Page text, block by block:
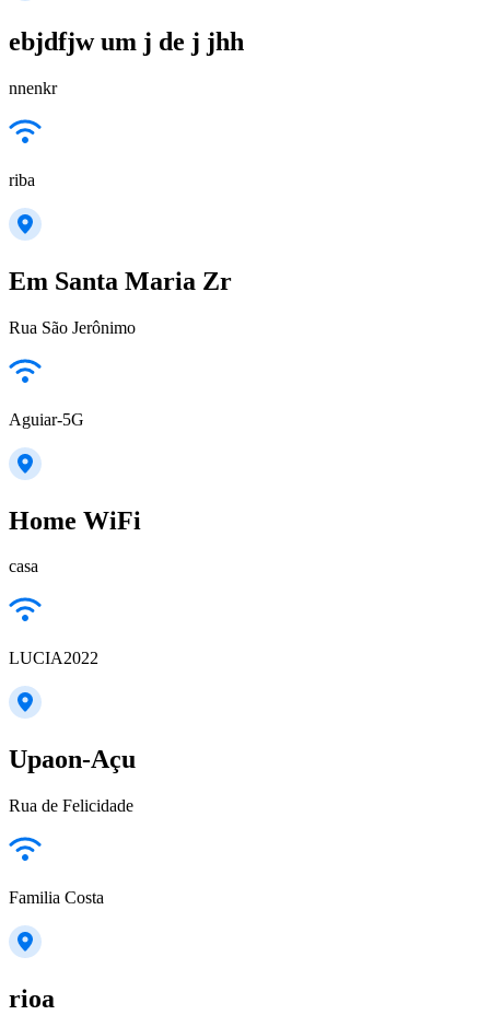
ebjdfjw um j de j jhh
nnenkr
riba
Em Santa Maria Zr
Rua São Jerônimo
Aguiar-5G
Home WiFi
casa
LUCIA2022
Upaon-Açu
Rua de Felicidade
Familia Costa
rioa